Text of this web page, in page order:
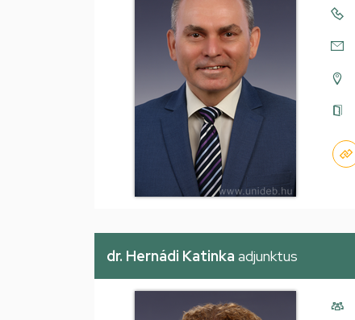
dr. Hernádi Katinka adjunktus